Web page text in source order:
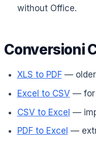
without Office.
Conversioni
XLS to PDF— older
Excel to CSV— for
CSV to Excel —
PDF to Excel —